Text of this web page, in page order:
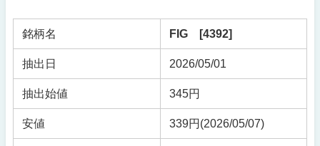
銘柄名 FIG [4392]
抽出日 2026/05/01
抽出始値 345円
安値 339円(2026/05/07)